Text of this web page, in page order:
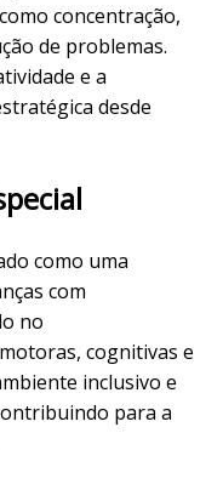
concentração,
de problemas.
e a
desde
como uma
com
no
cognitivas e
inclusivo e
para a